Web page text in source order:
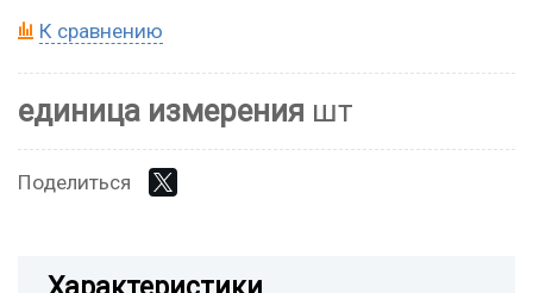
К сравнению
единица измерения шт
Поделиться